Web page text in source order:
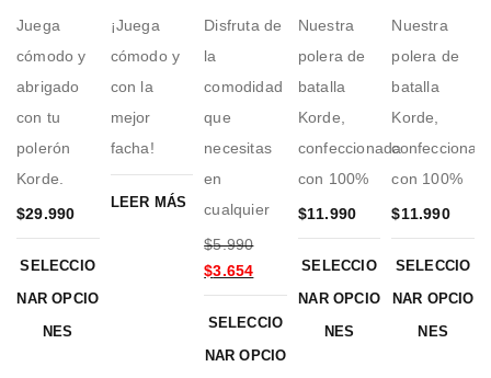
Juega
cómodo y
abrigado
con tu
polerón
Korde.
$29.990
SELECCIO
NAR OPCIO
NES
Black
¡Juega
cómodo y
con la
mejor
facha!
LEER MÁS
Disfruta de
la
comodidad
que
necesitas
en
cualquier
$5.990
$3.654
SELECCIO
NAR OPCIO
Nuestra
polera de
batalla
Korde,
confeccionada
con 100%
$11.990
SELECCIO
NAR OPCIO
NES
Nuestra
polera de
batalla
Korde,
con 100%
$11.990
SELECCIO
NAR OPCIO
NES